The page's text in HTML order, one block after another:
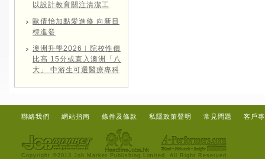
以設計教育關注清潔工
歐倩怡加點愛進修 向新目
標進發
澳洲升學2026︱院校性價
比高 15分或直入澳洲「八
大」 中游生可選醫療專科
聯絡我們 網站指南 條件及條款 私隱政策聲明 常見問題 客戶
Copyright ©2013 Job Market Publishing Limited. All Right Reserved.